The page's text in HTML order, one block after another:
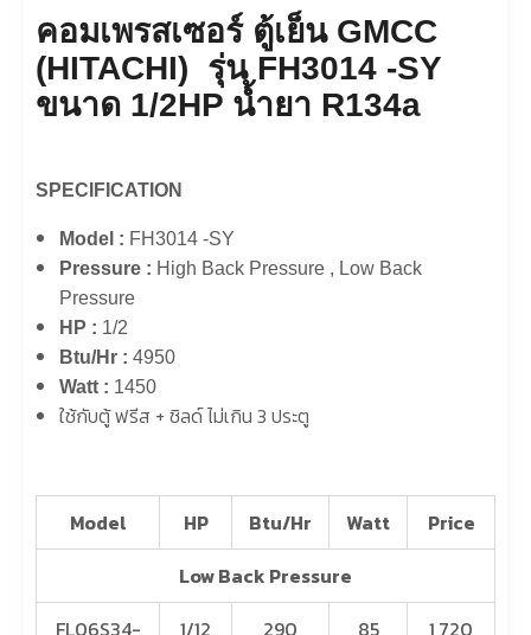
คอมเพรสเซอร์ ตู้เย็น GMCC
(HITACHI) รุ่น FH3014 -SY
ขนาด 1/2HP น้ำยา R134a
SPECIFICATION
Model : FH3014 -SY
Pressure : High Back Pressure , Low Back
Pressure
HP : 1/2
Btu/Hr : 4950
Watt : 1450
ใช้กับตู้ ฟรีส + ชิลด์ ไม่เกิน 3 ประตู
Model HP Btu/Hr Watt
Price
Low Back Pressure
FL06S34-
1/12 290 85 1,720